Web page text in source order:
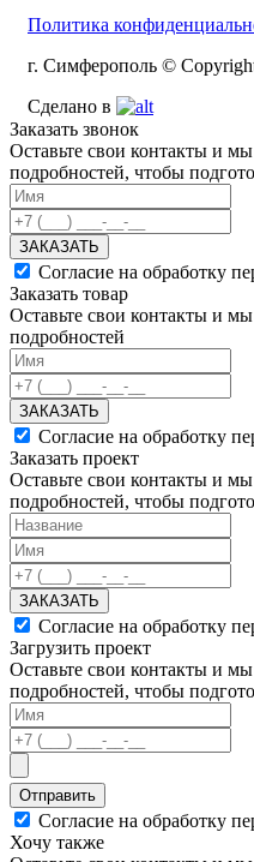
Политика
г. Симферополь ©
Сделано в
Заказать звонок
Оставьте свои контакты и
подробностей, чтобы
ЗАКАЗАТЬ
Согласие на обработку
Заказать товар
Оставьте свои контакты и
подробностей
ЗАКАЗАТЬ
Согласие на обработку
Заказать проект
Оставьте свои контакты и
подробностей, чтобы
ЗАКАЗАТЬ
Согласие на обработку
Загрузить проект
Оставьте свои контакты и
подробностей, чтобы
Отправить
Согласие на обработку
Хочу также